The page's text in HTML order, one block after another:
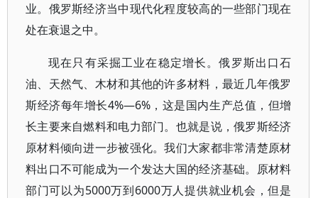
业。俄罗斯经济当中现代化程度较高的一些部门现在
处在衰退之中。
现在只有采掘工业在稳定增长。俄罗斯出口石
油、天然气、木材和其他的许多材料，最近几年俄罗
斯经济每年增长4%—6%，这是国内生产总值，但增
长主要来自燃料和电力部门。也就是说，俄罗斯经济
原材料倾向进一步被强化。我们大家都非常清楚原材
料出口不可能成为一个发达大国的经济基础。原材料
部门可以为5000万到6000万人提供就业机会，但是